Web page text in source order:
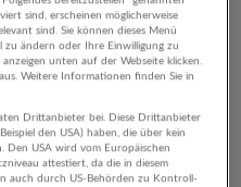
sind, erscheinen möglicherweise
sind. Sie können dieses Menü
ändern oder Ihre Einwilligung zu
unten auf der Webseite klicken.
Weitere Informationen finden Sie in
Drittanbieter bei. Diese Drittanbieter
den USA) haben, die über kein
Den USA wird vom Europäischen
attestiert, da die in diesem
auch durch US-Behörden zu Kontroll-